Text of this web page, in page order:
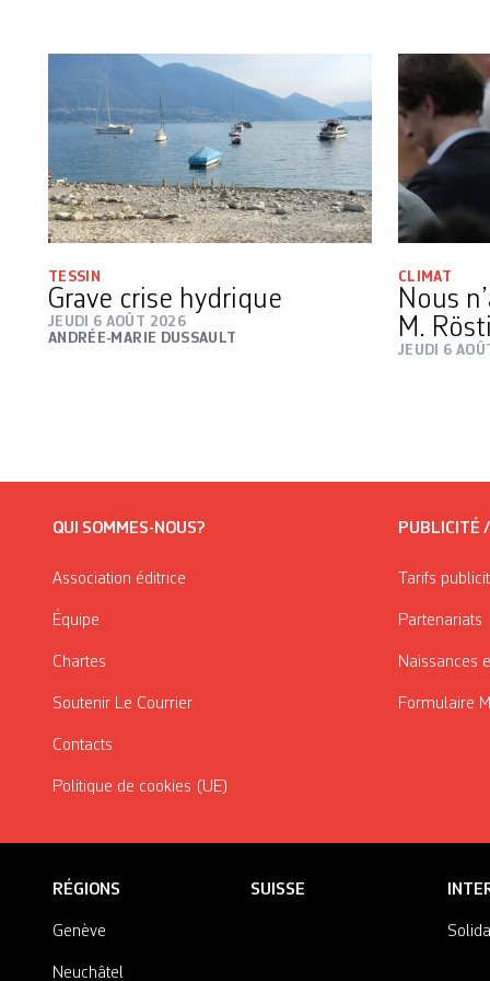
TESSIN
Grave crise hydrique
JEUDI 6 AOÛT 2026
ANDRÉE-MARIE DUSSAULT
CLIMAT
Nous
M. Rösti
JEUDI 6
QUI SOMMES-NOUS?
Association éditrice
Équipe
Chartes
Soutenir Le Courrier
Contacts
Politique de cookies (UE)
PUBLICITÉ
Tarifs
Partenariats
Naissances
Formulaire
RÉGIONS
Genève
Neuchâtel
SUISSE